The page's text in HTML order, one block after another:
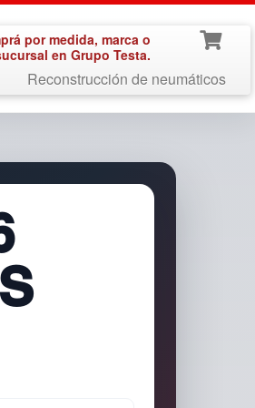
por medida, marca o
en Grupo Testa.
Reconstrucción de neumáticos